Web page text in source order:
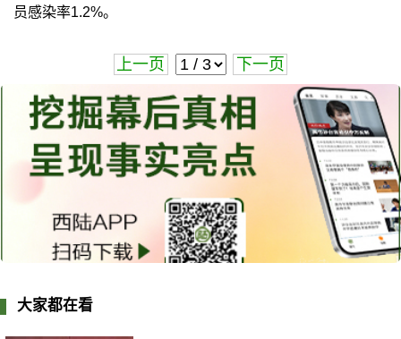
员感染率1.2%。
上一页 下一页
大家都在看